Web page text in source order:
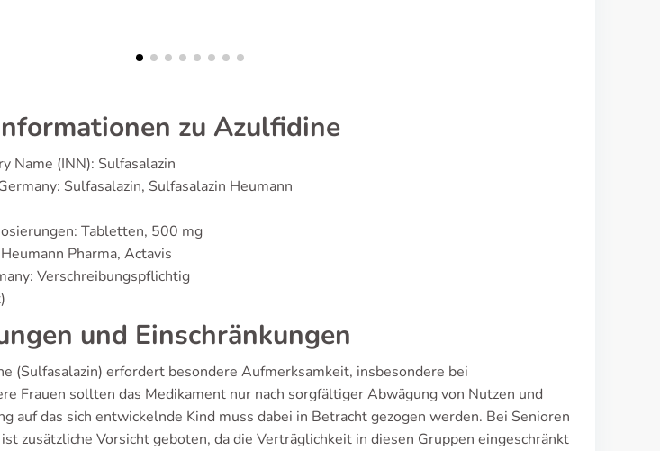
zu Azulfidine
Name (INN): Sulfasalazin
Sulfasalazin, Sulfasalazin Heumann
Tabletten, 500 mg
Pharma, Actavis
Verschreibungspflichtig
und Einschränkungen
(Sulfasalazin) erfordert besondere Aufmerksamkeit, insbesondere bei
Frauen sollten das Medikament nur nach sorgfältiger Abwägung von Nutzen und
auf das sich entwickelnde Kind muss dabei in Betracht gezogen werden. Bei Senioren
zusätzliche Vorsicht geboten, da die Verträglichkeit in diesen Gruppen eingeschränkt